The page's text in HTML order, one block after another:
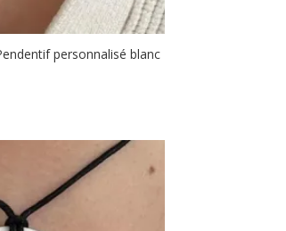
personnalisé blanc